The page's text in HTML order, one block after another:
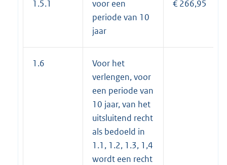
1.5.1
voor een
periode van 10
jaar
€ 266,95
1.6
Voor het
verlengen, voor
een periode van
10 jaar, van het
uitsluitend recht
als bedoeld in
1.1, 1.2, 1.3, 1,4
wordt een recht